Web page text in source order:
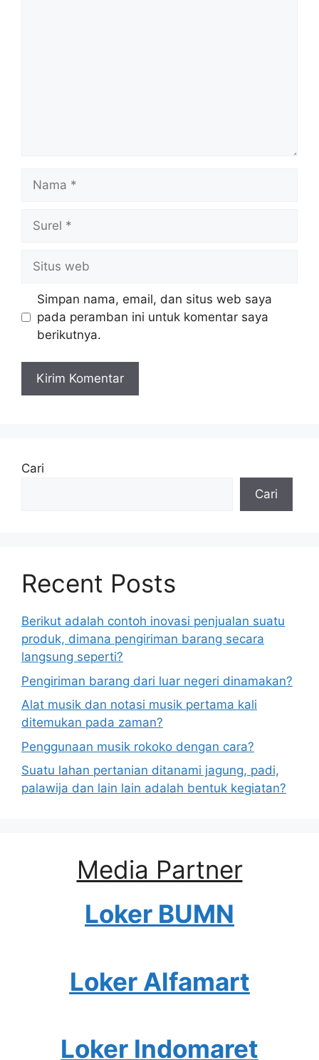
web
Simpan nama, email, dan situs web saya
pada peramban ini untuk komentar saya
berikutnya.
Cari
Cari
Recent Posts
Berikut adalah contoh inovasi penjualan suatu
produk, dimana pengiriman barang secara
langsung seperti?
Pengiriman barang dari luar negeri dinamakan?
Alat musik dan notasi musik pertama kali
ditemukan pada zaman?
Penggunaan musik rokoko dengan cara?
Suatu lahan pertanian ditanami jagung, padi,
palawija dan lain lain adalah bentuk kegiatan?
Media Partner
Loker BUMN
Loker Alfamart
Loker Indomaret